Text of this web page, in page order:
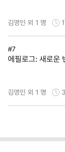
김영인 외 1 명
#7
에필로그: 새로운
김영인 외 1 명